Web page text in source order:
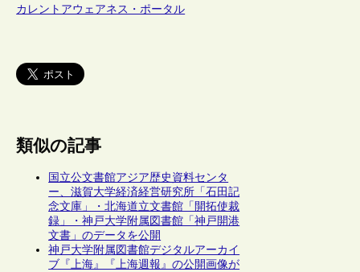
カレントアウェアネス・ポータル
類似の記事
国立公文書館アジア歴史資料センタ
ー、滋賀大学経済経営研究所「石田記
念文庫」・北海道立文書館「開拓使裁
録」・神戸大学附属図書館「神戸開港
文書」のデータを公開
神戸大学附属図書館デジタルアーカイ
ブ『上海』『上海週報』の公開画像が